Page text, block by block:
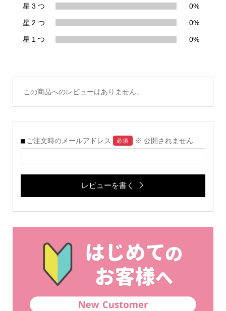
星 3 つ 0%
星 2 つ 0%
星 1 つ 0%
この商品へのレビューはありません。
ご注文時のメールアドレス 必須 ※ 公開されません
レビューを書く